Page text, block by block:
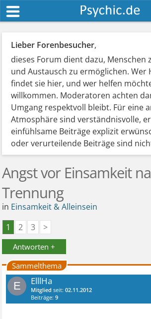
Lieber Forenbesucher,
dieses Forum dient dazu, Menschen
und Austausch zu ermöglichen. Wer
findet sie hier, und wer helfen
willkommen. Moderatoren achten
Umgang respektvoll bleibt. Für eine
Atmosphäre sind verständnisvolle,
einfühlsame Beiträge explizit
oder verurteilende Beiträge sind
Angst vor Einsamkeit
Trennung
in Einsamkeit & Alleinsein
1
2 3 >
Antworten +
Sammelthema
E ElllHa
Mitglied seit:02.11.2012
Beiträge:9